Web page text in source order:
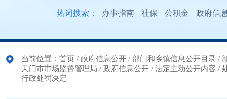
热词搜索： 办事指南 社保 公积金 政府信
当前位置： 首页 / 政府信息公开 / 部门和乡镇信息公开目录 /
天门市市场监督管理局 / 政府信息公开 / 法定主动公开内容 /
行政处罚决定